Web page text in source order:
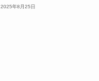
2025年8月25日